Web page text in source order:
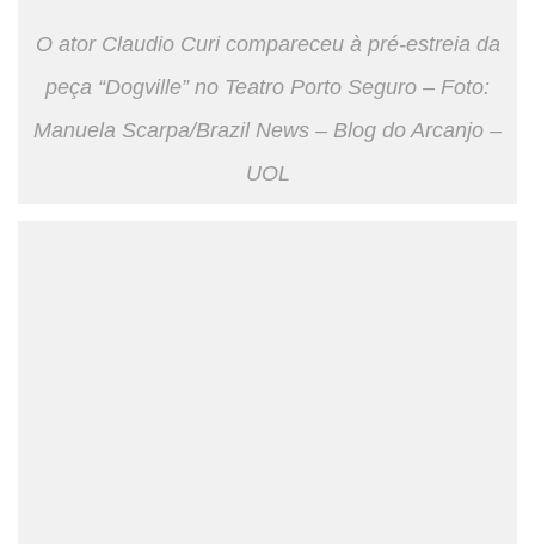
O ator Claudio Curi compareceu à pré-estreia da
peça “Dogville” no Teatro Porto Seguro – Foto:
Manuela Scarpa/Brazil News – Blog do Arcanjo –
UOL